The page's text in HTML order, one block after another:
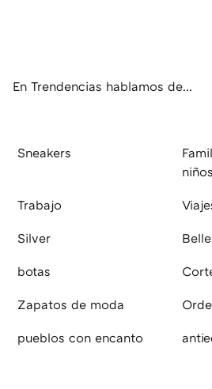
En Trendencias hablamos de...
Sneakers
niños
Trabajo
Silver
botas
Zapatos de moda
pueblos con encanto